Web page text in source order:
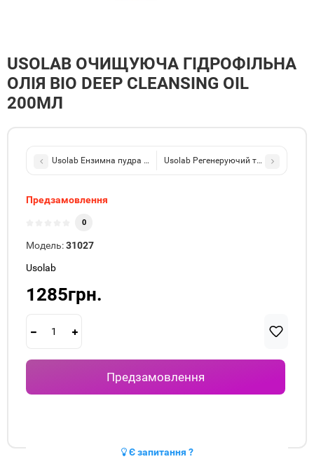
USOLAB ОЧИЩУЮЧА ГІДРОФІЛЬНА
ОЛІЯ BIO DEEP CLEANSING OIL
200МЛ
Usolab Ензимна пудра для жирної та проблемної шкіри Intensive
Usolab Регенеруючий та
Предзамовлення
0
Модель:31027
Usolab
1285грн.
Предзамовлення
Є запитання ?